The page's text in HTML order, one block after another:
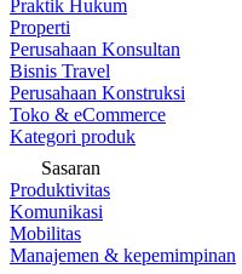
Praktik Hukum
Properti
Perusahaan Konsultan
Bisnis Travel
Perusahaan Konstruksi
Toko & eCommerce
Kategori produk
Sasaran
Produktivitas
Komunikasi
Mobilitas
Manajemen & kepemimpinan